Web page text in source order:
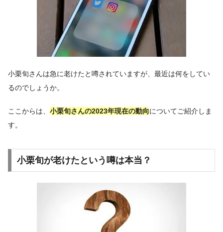
小栗旬さんは急に老けたと噂されていますが、最近は何をしてい
るのでしょうか。
ここからは、 小栗旬さんの2023年現在の動向についてご紹介しま
す。
小栗旬が老けたという噂は本当？